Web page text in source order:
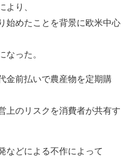
より、
始めたことを背景に欧米中心
なった。
金前払いで農産物を定期購
上のリスクを消費者が共有す
などによる不作によって